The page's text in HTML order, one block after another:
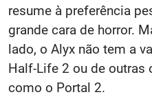
resume à preferência
grande cara de horror.
lado, o Alyx não tem a
Half-Life 2 ou de outras
como o Portal 2.